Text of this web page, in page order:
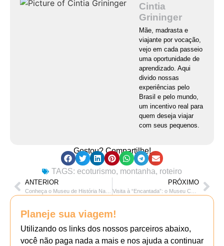
Cintia
Grininger
Mãe, madrasta e
viajante por vocação,
vejo em cada passeio
uma oportunidade de
aprendizado. Aqui
divido nossas
experiências pelo
Brasil e pelo mundo,
um incentivo real para
quem deseja viajar
com seus pequenos.
Gostou? Compartilhe!
TAGS: ecoturismo, montanha, roteiro
ANTERIOR PRÓXIMO
Planeje sua viagem!
Utilizando os links dos nossos parceiros abaixo,
você não paga nada a mais e nos ajuda a continuar